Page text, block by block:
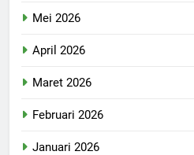
Mei 2026
April 2026
Maret 2026
Februari 2026
Januari 2026